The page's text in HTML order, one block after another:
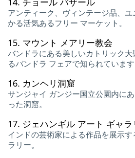
アンティーク、ヴィンテージ品、
かる活気あるフリー マーケット。
15. マウント メアリー教会
バンドラにある美しいカトリック
るバンドラ フェアで知られています
16. カンヘリ洞窟
サンジャイ ガンジー国立公園内に
った洞窟。
17. ジェハンギル アート ギャラ
インドの芸術家による作品を展示す
ラリー。